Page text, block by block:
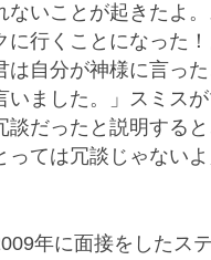
ないことが起きたよ
に行くことになった
は自分が神様に言っ
いました。」スミス
談だったと説明する
っては冗談じゃない
年に面接をしたス